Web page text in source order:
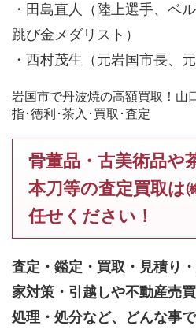
・田島直人（陸上選手、ベ
跳び金メダリスト）
・西村茂生（元岩国市長、
岩国市で丹波焼の高額買取！山
指･徳利･茶入･買取･査定
骨董品・古美術品や
本刀等の査定買取は
任せください！
査定・鑑定・買取・見積り
家対策・引越しや不動産売
処理・処分など、どんな事で